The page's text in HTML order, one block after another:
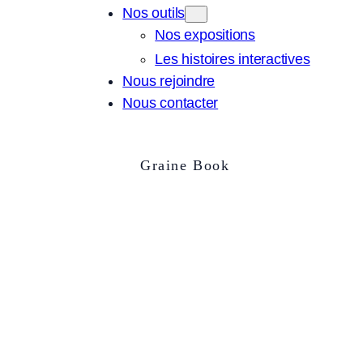
Nos outils
Nos expositions
Les histoires interactives
Nous rejoindre
Nous contacter
Graine Book